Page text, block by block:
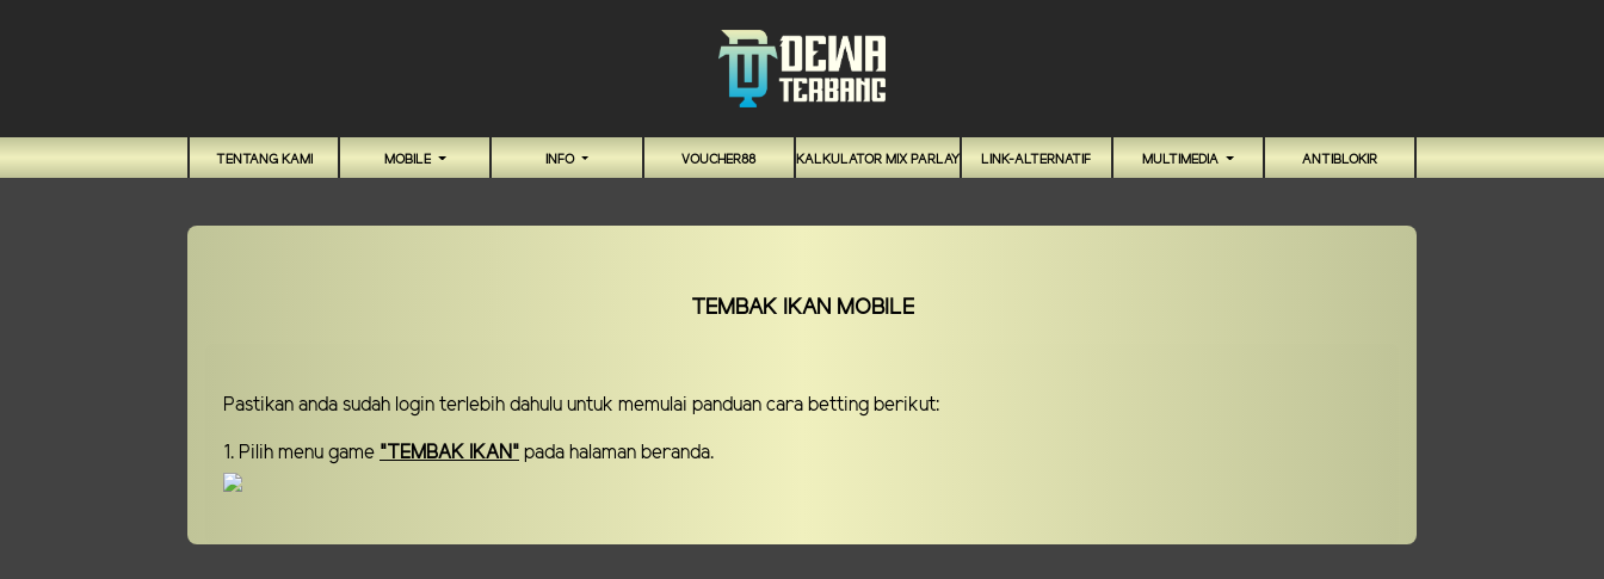
TENTANG KAMI MOBILE INFO VOUCHER88 KALKULATOR MIX PARLAY LINK-ALTERNATIF MULTIMEDIA ANTIBLOKIR
TEMBAK IKAN MOBILE
Pastikan anda sudah login terlebih dahulu untuk memulai panduan cara betting berikut:
1. Pilih menu game "TEMBAK IKAN" pada halaman beranda.